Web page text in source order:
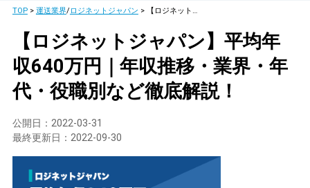
TOP> 運送業界/ロジネットジャパン > 【ロジネットジャパン】平均年収640万円｜年収推移・業界・年代・役職別など徹底解説！
【ロジネットジャパン】平均年
収640万円｜年収推移・業界・年
代・役職別など徹底解説！
公開日： 2022-03-31
最終更新日： 2022-09-30